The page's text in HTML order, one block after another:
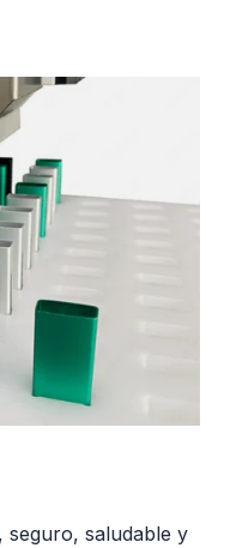
seguro, saludable y